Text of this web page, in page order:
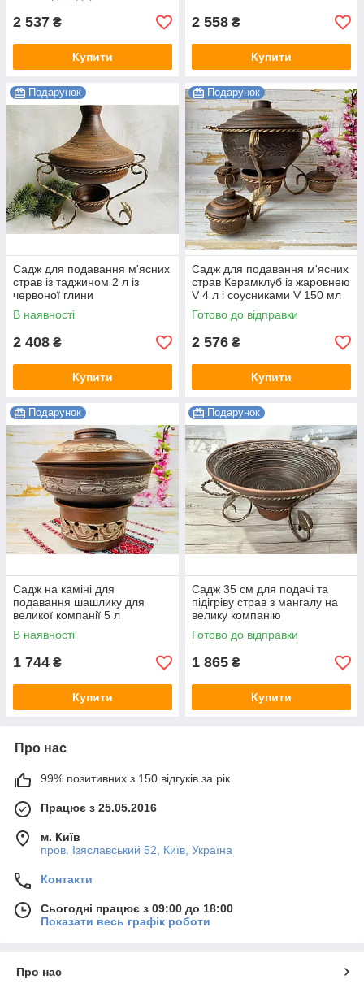
2 537 ₴
Купити
2 558 ₴
Купити
Подарунок
Садж для подавання м'ясних
страв із таджином 2 л із
червоної глини
В наявності
2 408 ₴
Купити
Подарунок
Садж для подавання м'ясних
страв Керамклуб із жаровнею
V 4 л і соусниками V 150 мл
Готово до відправки
2 576 ₴
Купити
Подарунок
Садж на каміні для
подавання шашлику для
великої компанії 5 л
В наявності
1 744 ₴
Купити
Подарунок
Садж 35 см для подачі та
підігріву страв з мангалу на
велику компанію
Готово до відправки
1 865 ₴
Купити
Про нас
99% позитивних з 150 відгуків за рік
Працює з 25.05.2016
м. Київ
пров. Ізяславський 52, Київ, Україна
Контакти
Сьогодні працює з 09:00 до 18:00
Показати весь графік роботи
Про нас